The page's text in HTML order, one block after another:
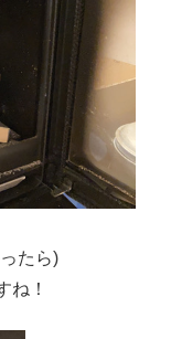
たら)
ね！